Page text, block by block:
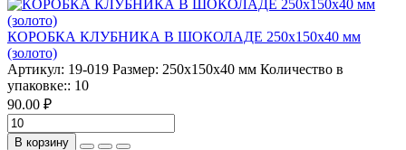
КОРОБКА КЛУБНИКА В ШОКОЛАДЕ 250х150х40 мм
(золото)
Артикул: 19-019 Размер: 250х150х40 мм Количество в
упаковке:: 10
90.00 ₽
В корзину